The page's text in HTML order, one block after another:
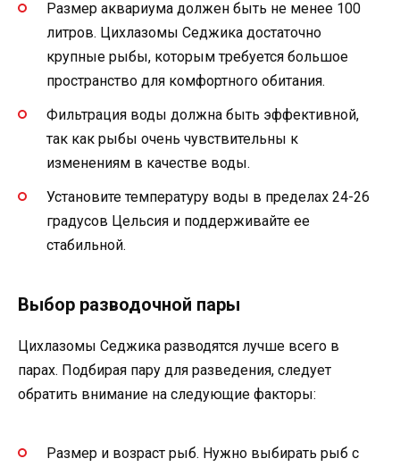
Размер аквариума должен быть не менее 100
литров. Цихлазомы Седжика достаточно
крупные рыбы, которым требуется большое
пространство для комфортного обитания.
Фильтрация воды должна быть эффективной,
так как рыбы очень чувствительны к
изменениям в качестве воды.
Установите температуру воды в пределах 24-26
градусов Цельсия и поддерживайте ее
стабильной.
Выбор разводочной пары
Цихлазомы Седжика разводятся лучше всего в
парах. Подбирая пару для разведения, следует
обратить внимание на следующие факторы:
Размер и возраст рыб. Нужно выбирать рыб с